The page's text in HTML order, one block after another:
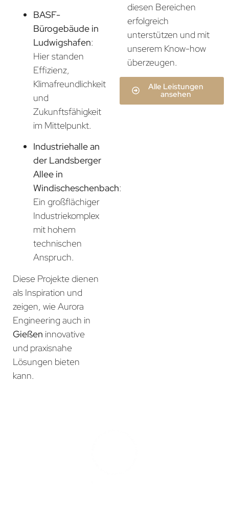
BASF-
Bürogebäude in
Ludwigshafen:
Hier standen
Effizienz,
Klimafreundlichkeit
und
Zukunftsfähigkeit
im Mittelpunkt.
Industriehalle an
der Landsberger
Allee in
Windischeschenbach:
Ein großflächiger
Industriekomplex
mit hohem
technischen
Anspruch.
Diese Projekte dienen
als Inspiration und
zeigen, wie Aurora
Engineering auch in
Gießen innovative
und praxisnahe
Lösungen bieten
kann.
diesen Bereichen
erfolgreich
unterstützen und mit
unserem Know-how
überzeugen.
Alle Leistungen
ansehen